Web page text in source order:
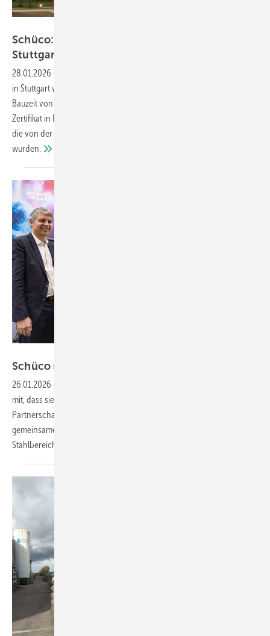
Schüco: Energieeffiziente Sanierung des Z2 in
Stuttgart
28.01.2026 -
in Stuttgart wurde umfassend und energieeffizient saniert. Über eine
Bauzeit von 18 Monaten entstanden 450 Arbeitsplätze. Ein DGNB-
Zertifikat in Platin ist angepeilt. Zum Einsatz kamen Schüco-Systeme,
die von der Forster Fassadentechnik gefertigt und montiert
wurden.
Schüco und Jansen festigen ihre
26.01.2026 -
mit, dass sie ihre langjährige Zusammenarbeit fortsetzen und ihre
Partnerschaft ausbauen. Damit schaffen sie die Basis für den weiteren
gemeinsamen Ausbau ihrer Marktaktivitäten im Aluminium- und
Stahlbereich, so die